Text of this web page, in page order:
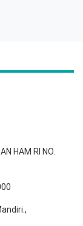
HAM RI NO.